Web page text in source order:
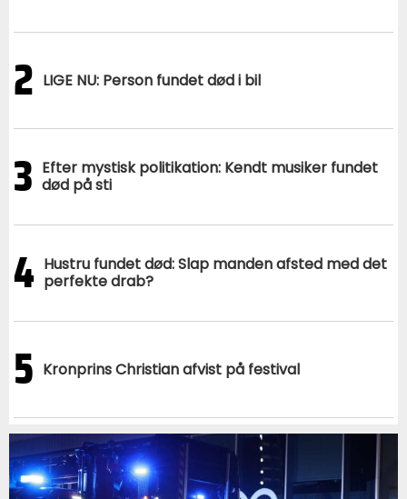
2 LIGE NU: Person fundet død i bil
3 Efter mystisk politikation: Kendt musiker fundet
død på sti
4 Hustru fundet død: Slap manden afsted med det
perfekte drab?
5 Kronprins Christian afvist på festival